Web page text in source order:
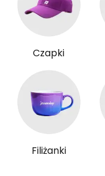
Czapki
Filiżanki